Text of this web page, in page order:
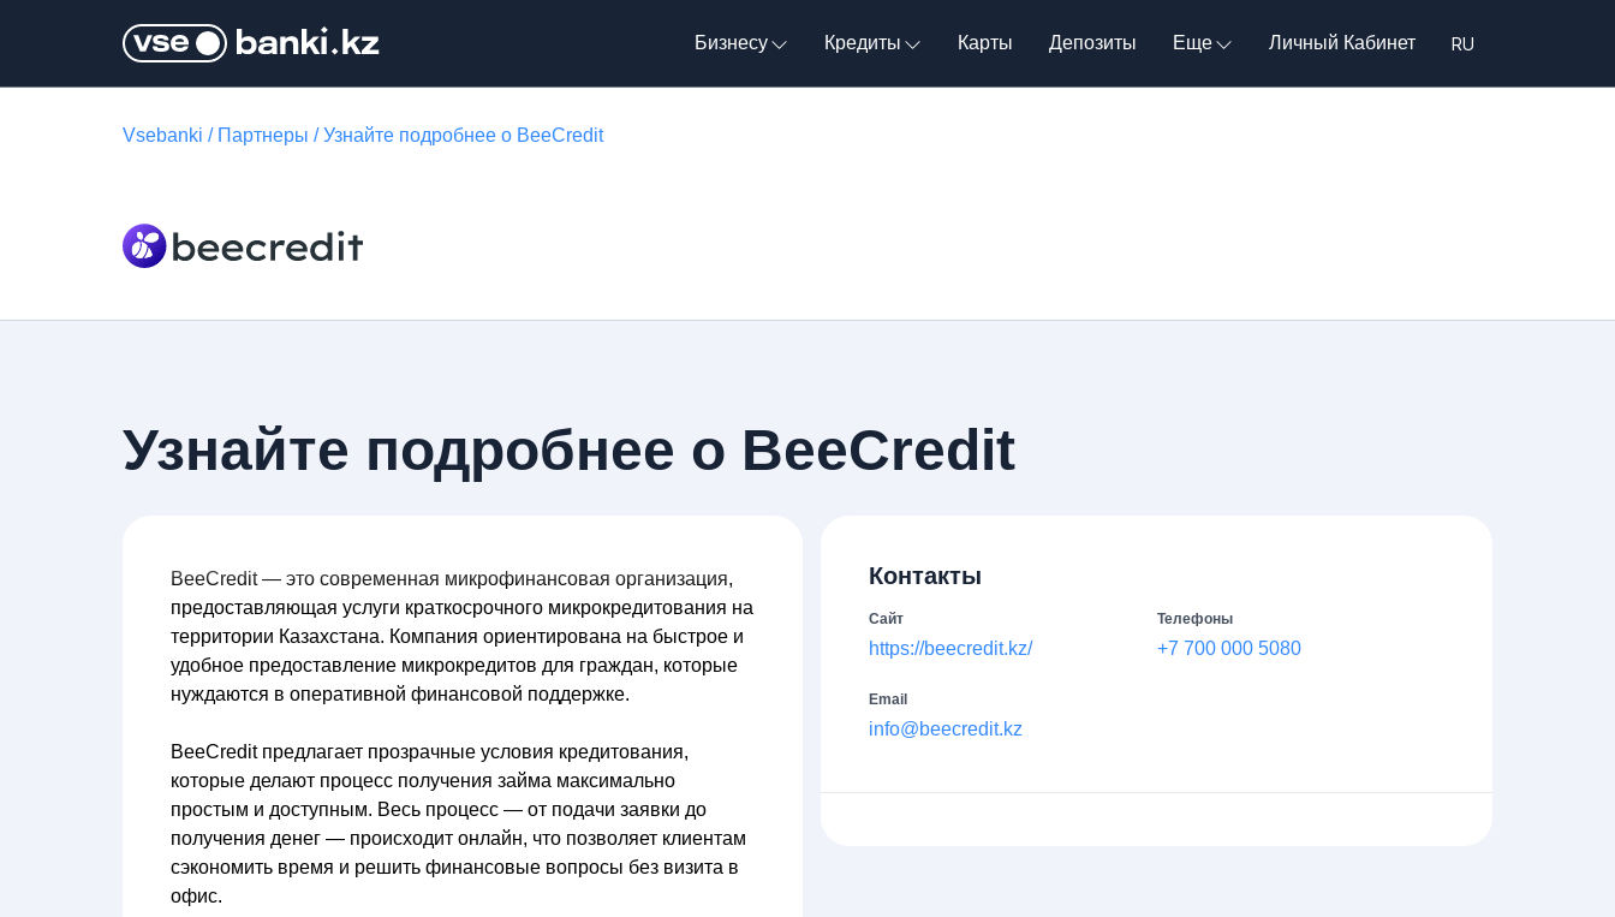
Бизнесу Кредиты Карты Депозиты Еще Личный Кабинет
Vsebanki / Партнеры /Узнайте подробнее о BeeCredit
Узнайте подробнее о BeeCredit
BeeCredit — это современная микрофинансовая организация,
предоставляющая услуги краткосрочного микрокредитования на
территории Казахстана. Компания ориентирована на быстрое и
удобное предоставление микрокредитов для граждан, которые
нуждаются в оперативной финансовой поддержке.
BeeCredit предлагает прозрачные условия кредитования,
которые делают процесс получения займа максимально
простым и доступным. Весь процесс — от подачи заявки до
получения денег — происходит онлайн, что позволяет клиентам
сэкономить время и решить финансовые вопросы без визита в
офис.
Контакты
Сайт
https://beecredit.kz/
Телефоны
+7 700 000 5080
Email
info@beecredit.kz